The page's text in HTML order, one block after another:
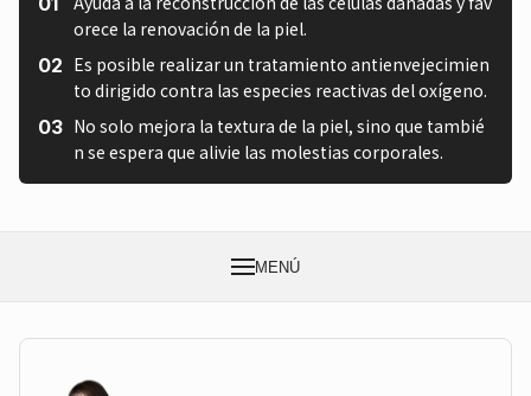
orece la renovación de la piel.
Es posible realizar un tratamiento antienvejecimien
to dirigido contra las especies reactivas del oxígeno.
No solo mejora la textura de la piel, sino que tambié
n se espera que alivie las molestias corporales.
MENÚ